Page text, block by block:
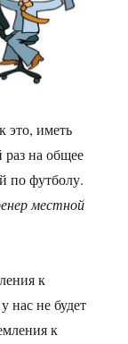
это, иметь
на общее
по футболу.
местной
к
нас не будет
к